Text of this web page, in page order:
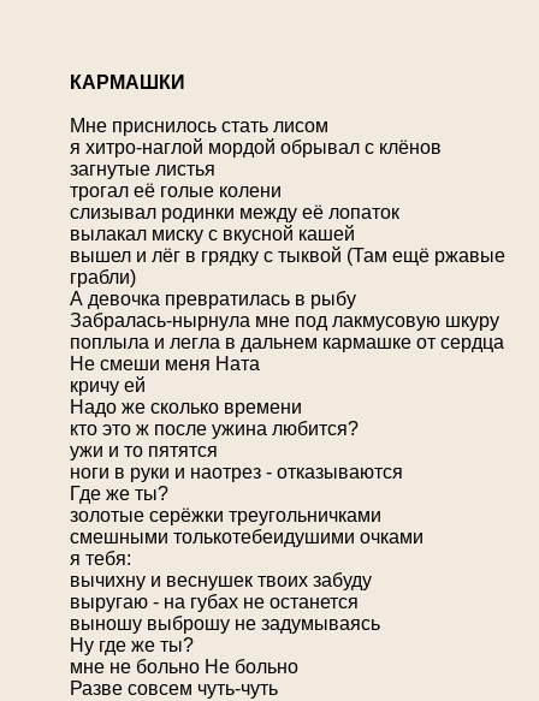
КАРМАШКИ
Мне приснилось стать лисом
я хитро-наглой мордой обрывал с клёнов
загнутые листья
трогал её голые колени
слизывал родинки между её лопаток
вылакал миску с вкусной кашей
вышел и лёг в грядку с тыквой (Там ещё ржавые
грабли)
А девочка превратилась в рыбу
Забралась-нырнула мне под лакмусовую шкуру
поплыла и легла в дальнем кармашке от сердца
Не смеши меня Ната
кричу ей
Надо же сколько времени
кто это ж после ужина любится?
ужи и то пятятся
ноги в руки и наотрез - отказываются
Где же ты?
золотые серёжки треугольничками
смешными толькотебеидушими очками
я тебя:
вычихну и веснушек твоих забуду
выругаю - на губах не останется
выношу выброшу не задумываясь
Ну где же ты?
мне не больно Не больно
Разве совсем чуть-чуть